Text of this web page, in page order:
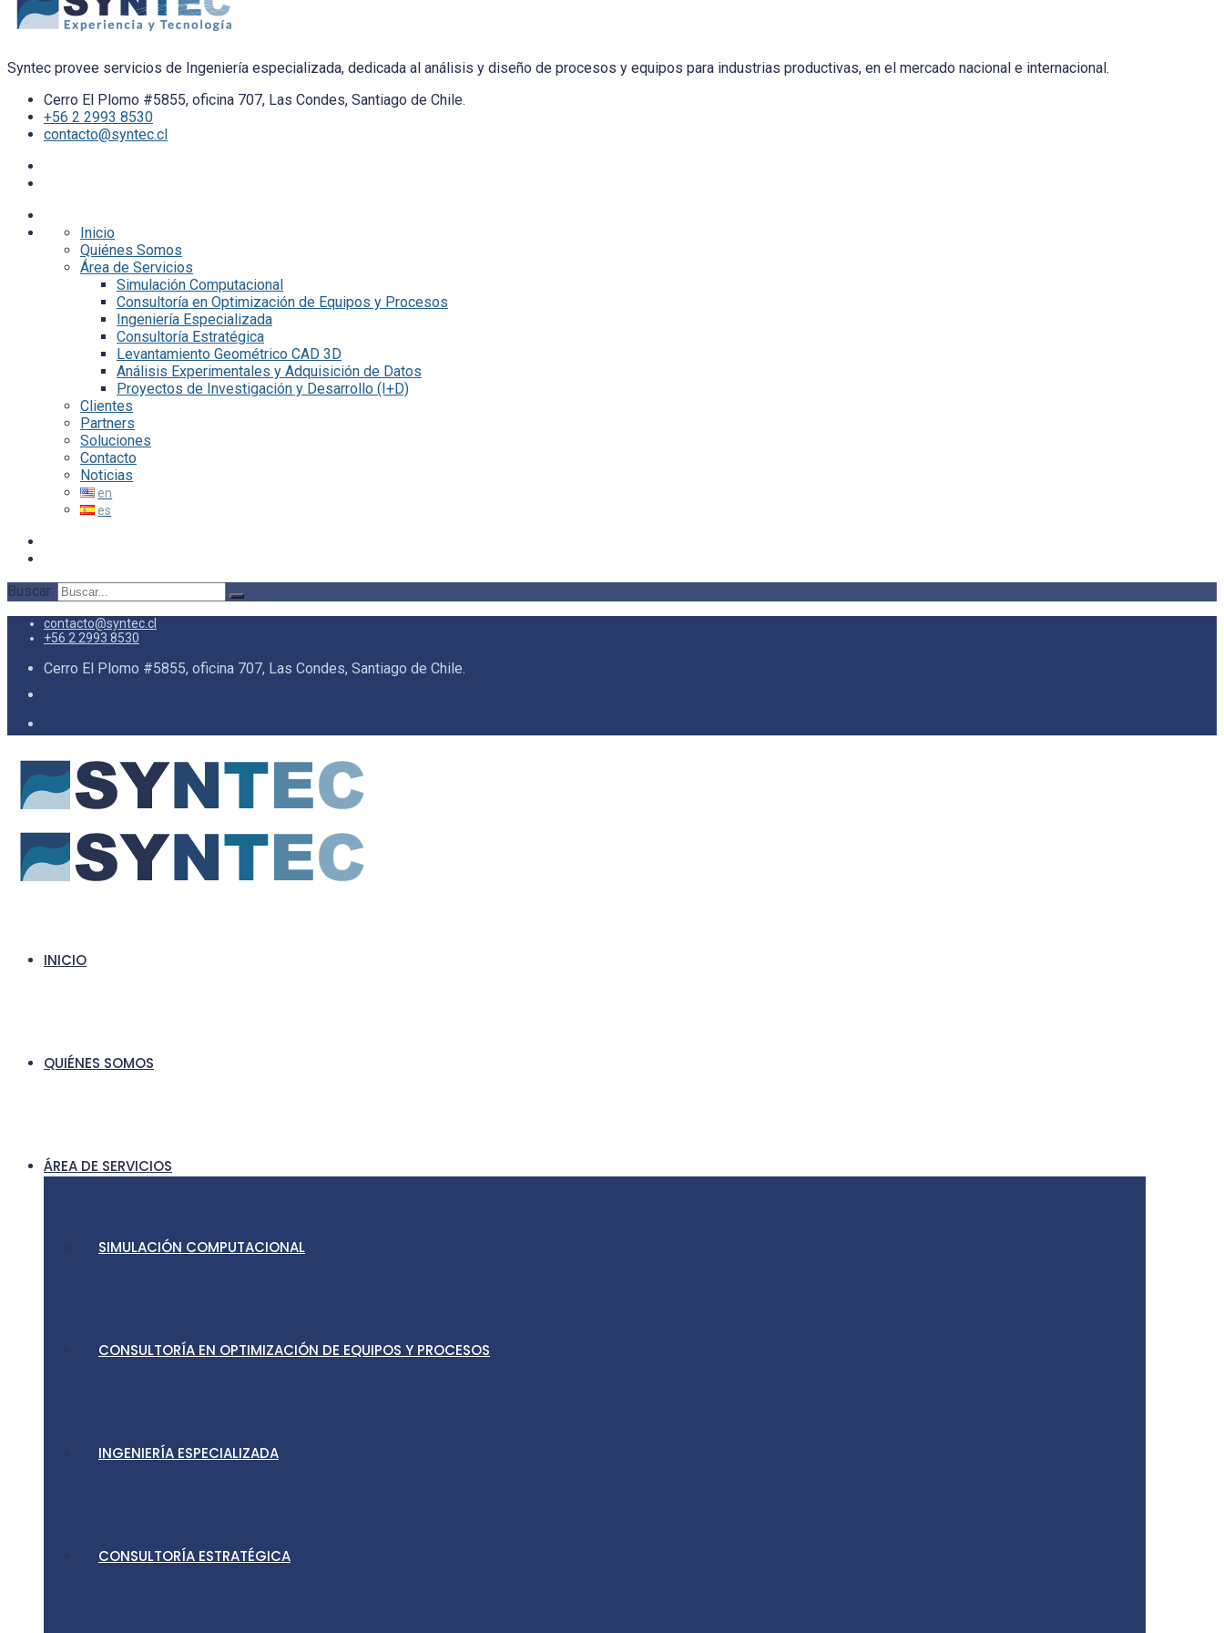
Syntec provee servicios de Ingeniería especializada, dedicada al análisis y diseño de procesos y equipos para industrias productivas, en el mercado nacional e internacional.
Cerro El Plomo #5855, oficina 707, Las Condes, Santiago de Chile.
+56 2 2993 8530
contacto@syntec.cl
Inicio
Quiénes Somos
Área de Servicios
Simulación Computacional
Consultoría en Optimización de Equipos y Procesos
Ingeniería Especializada
Consultoría Estratégica
Levantamiento Geométrico CAD 3D
Análisis Experimentales y Adquisición de Datos
Proyectos de Investigación y Desarrollo (I+D)
Clientes
Partners
Soluciones
Contacto
Noticias
Buscar:
contacto@syntec.cl
+56 2 2993 8530
Cerro El Plomo #5855, oficina 707, Las Condes, Santiago de Chile.
INICIO
QUIÉNES SOMOS
ÁREA DE SERVICIOS
SIMULACIÓN COMPUTACIONAL
CONSULTORÍA EN OPTIMIZACIÓN DE EQUIPOS Y PROCESOS
INGENIERÍA ESPECIALIZADA
CONSULTORÍA ESTRATÉGICA